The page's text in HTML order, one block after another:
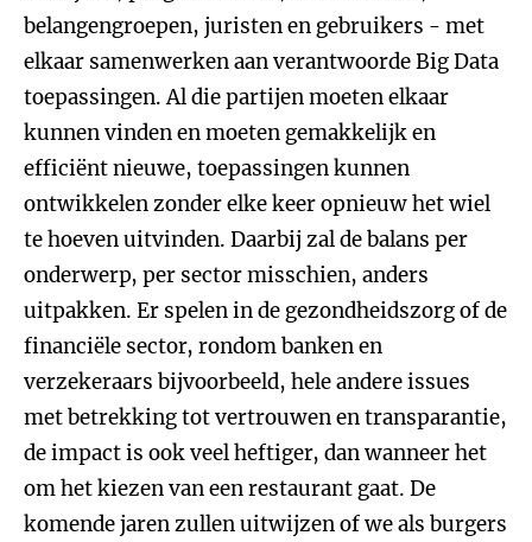
belangengroepen, juristen en gebruikers - met
elkaar samenwerken aan verantwoorde Big Data
toepassingen. Al die partijen moeten elkaar
kunnen vinden en moeten gemakkelijk en
efficiënt nieuwe, toepassingen kunnen
ontwikkelen zonder elke keer opnieuw het wiel
te hoeven uitvinden. Daarbij zal de balans per
onderwerp, per sector misschien, anders
uitpakken. Er spelen in de gezondheidszorg of de
financiële sector, rondom banken en
verzekeraars bijvoorbeeld, hele andere issues
met betrekking tot vertrouwen en transparantie,
de impact is ook veel heftiger, dan wanneer het
om het kiezen van een restaurant gaat. De
komende jaren zullen uitwijzen of we als burgers